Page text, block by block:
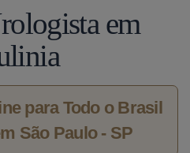
em
para Todo o Brasil
São Paulo - SP